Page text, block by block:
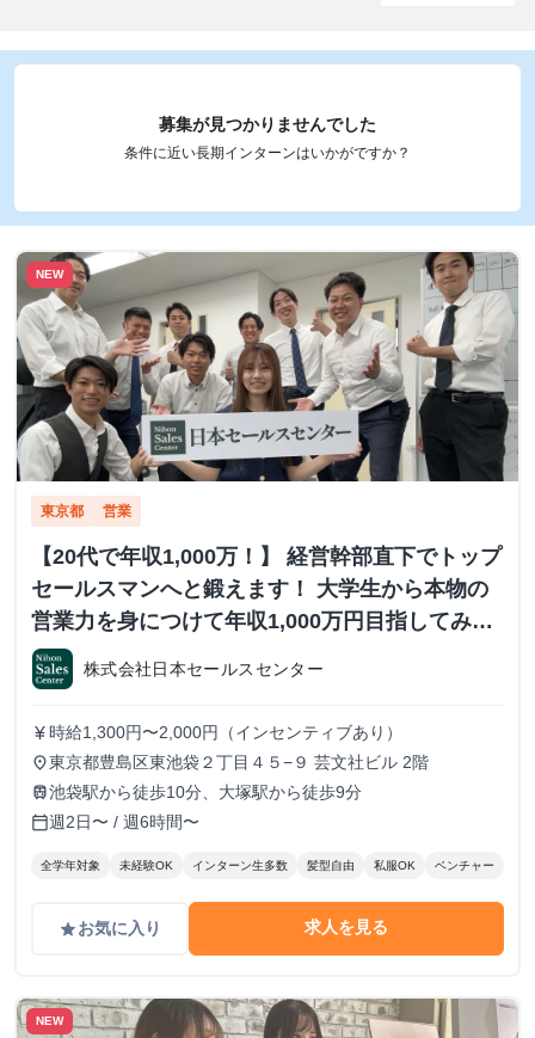
募集が見つかりませんでした
条件に近い長期インターンはいかがですか？
NEW
東京都 営業
【20代で年収1,000万！】 経営幹部直下でトップ
セールスマンへと鍛えます！ 大学生から本物の
営業力を身につけて年収1,000万円目指してみま
せんか？ ※当社直結内定あり #学歴不問 #未経験
可 #1.2年生可 - 株式会社日本セールスセンター
の長期・有給インターンシップ
株式会社日本セールスセンター
currency_yen 時給1,300円〜2,000円（インセンティブあり）
place東京都豊島区東池袋２丁目４５−９ 芸文社ビル 2階
train池袋駅から徒歩10分、大塚駅から徒歩9分
calendar_today週2日〜 / 週6時間〜
全学年対象 未経験OK インターン生多数 髪型自由 私服OK ベンチャー
gradeお気に入り 求人を見る
NEW